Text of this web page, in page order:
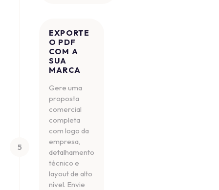
EXPORTE
O PDF
COM A
SUA
MARCA
Gere uma
proposta
comercial
completa
com logo da
empresa,
detalhamento
técnico e
layout de alto
nível. Envie
5